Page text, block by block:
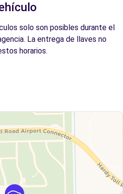
solo son posibles durante el
La entrega de llaves no
horarios.